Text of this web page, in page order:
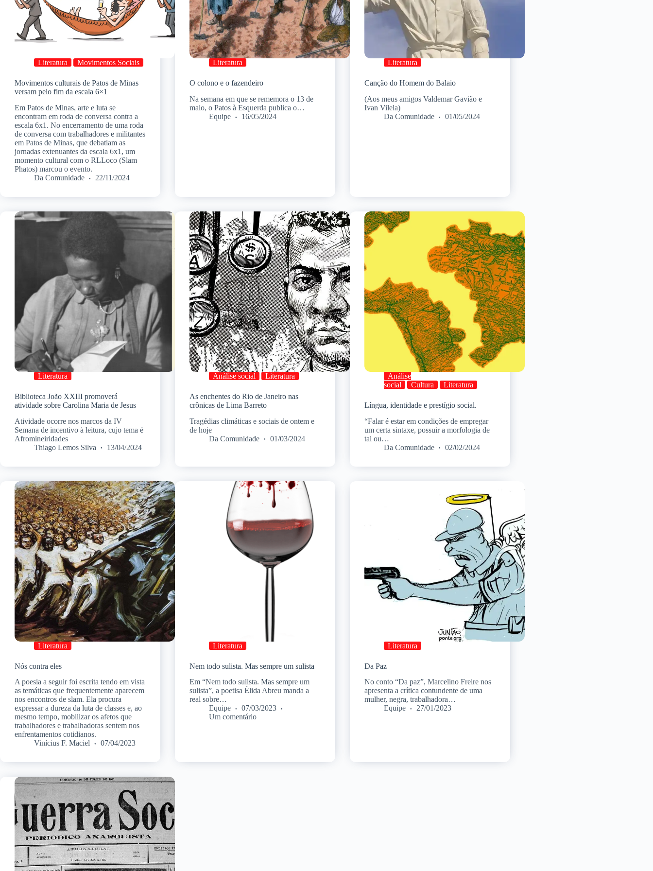
Literatura Movimentos Sociais
Movimentos culturais de Patos de Minas
versam pelo fim da escala 6×1
Em Patos de Minas, arte e luta se
encontram em roda de conversa contra a
escala 6x1. No encerramento de uma roda
de conversa com trabalhadores e militantes
em Patos de Minas, que debatiam as
jornadas extenuantes da escala 6x1, um
momento cultural com o RLLoco (Slam
Phatos) marcou o evento.
Da Comunidade
22/11/2024
Literatura
O colono e o fazendeiro
Na semana em que se rememora o 13 de
maio, o Patos à Esquerda publica o…
Equipe
16/05/2024
Literatura
Canção do Homem do Balaio
(Aos meus amigos Valdemar Gavião e
Ivan Vilela)
Da Comunidade
01/05/2024
Literatura
Biblioteca João XXIII promoverá
atividade sobre Carolina Maria de Jesus
Atividade ocorre nos marcos da IV
Semana de incentivo à leitura, cujo tema é
Afromineiridades
Thiago Lemos Silva
13/04/2024
Análise social Literatura
As enchentes do Rio de Janeiro nas
crônicas de Lima Barreto
Tragédias climáticas e sociais de ontem e
de hoje
Da Comunidade
01/03/2024
Análise
social
Cultura Literatura
Língua, identidade e prestígio social.
“Falar é estar em condições de empregar
um certa sintaxe, possuir a morfologia de
tal ou…
Da Comunidade
02/02/2024
Literatura
Nós contra eles
A poesia a seguir foi escrita tendo em vista
as temáticas que frequentemente aparecem
nos encontros de slam. Ela procura
expressar a dureza da luta de classes e, ao
mesmo tempo, mobilizar os afetos que
trabalhadores e trabalhadoras sentem nos
enfrentamentos cotidianos.
Vinícius F. Maciel
07/04/2023
Literatura
Nem todo sulista. Mas sempre um sulista
Em “Nem todo sulista. Mas sempre um
sulista”, a poetisa Élida Abreu manda a
real sobre…
Equipe
07/03/2023
Um comentário
Literatura
Da Paz
No conto “Da paz”, Marcelino Freire nos
apresenta a crítica contundente de uma
mulher, negra, trabalhadora…
Equipe
27/01/2023